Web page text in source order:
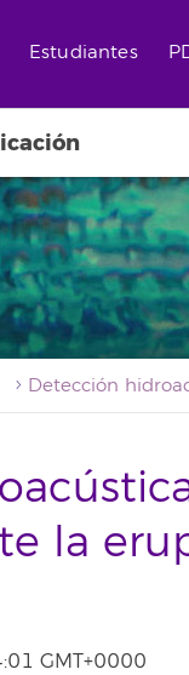
Estudiantes
la
GMT+0000